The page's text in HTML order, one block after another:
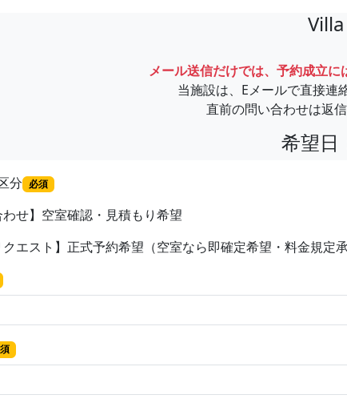
Villa
メール送信だけでは、予約成立に
当施設は、Eメールで直接連
直前の問い合わせは返
希望日
分 必須
わせ】空室確認・見積もり希望
クエスト】正式予約希望（空室なら即確定希望・料金規定